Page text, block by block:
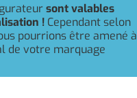
sont valables
! Cependant selon
pourrions être amené à
de votre marquage